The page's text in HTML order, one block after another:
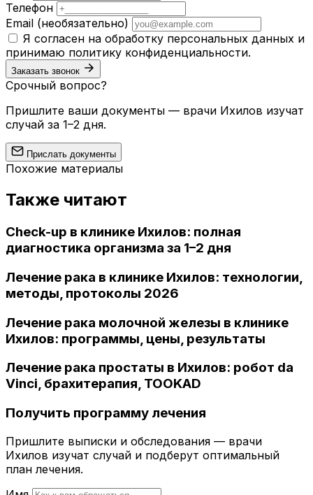
Телефон
Email (необязательно)
Я согласен на обработку персональных данных и
принимаю политику конфиденциальности.
Заказать звонок
Срочный вопрос?
Пришлите ваши документы — врачи Ихилов изучат
случай за 1–2 дня.
Прислать документы
Похожие материалы
Также читают
Check-up в клинике Ихилов: полная
диагностика организма за 1–2 дня
Лечение рака в клинике Ихилов: технологии,
методы, протоколы 2026
Лечение рака молочной железы в клинике
Ихилов: программы, цены, результаты
Лечение рака простаты в Ихилов: робот da
Vinci, брахитерапия, TOOKAD
Получить программу лечения
Пришлите выписки и обследования — врачи
Ихилов изучат случай и подберут оптимальный
план лечения.